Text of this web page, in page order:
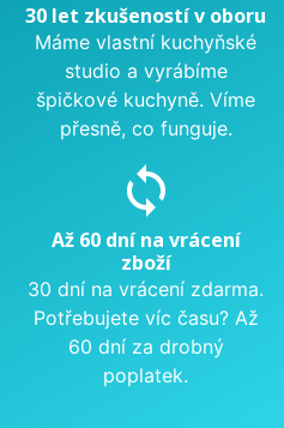
30 let zkušeností v oboru
Máme vlastní kuchyňské
studio a vyrábíme
špičkové kuchyně. Víme
přesně, co funguje.
sync
Až 60 dní na vrácení
zboží
30 dní na vrácení zdarma.
Potřebujete víc času? Až
60 dní za drobný
poplatek.